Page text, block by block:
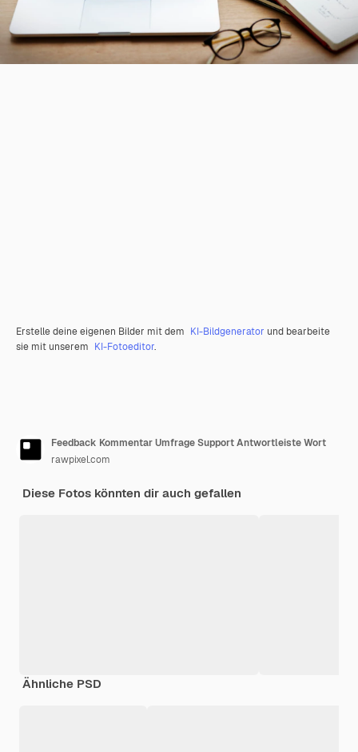
Erstelle deine eigenen Bilder mit dem KI-Bildgenerator und bearbeite
sie mit unserem KI-Fotoeditor.
Feedback Kommentar Umfrage Support Antwortleiste Wort
rawpixel.com
Diese Fotos könnten dir auch gefallen
Ähnliche PSD